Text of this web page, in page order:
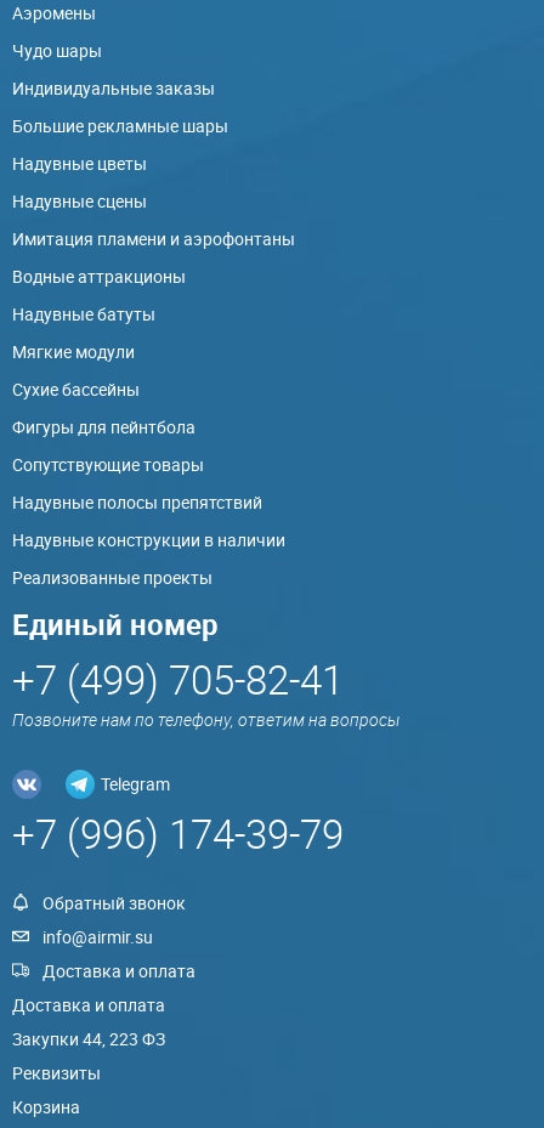
Аэромены
Чудо шары
Индивидуальные заказы
Большие рекламные шары
Надувные цветы
Надувные сцены
Имитация пламени и аэрофонтаны
Водные аттракционы
Надувные батуты
Мягкие модули
Сухие бассейны
Фигуры для пейнтбола
Сопутствующие товары
Надувные полосы препятствий
Надувные конструкции в наличии
Реализованные проекты
Единый номер
+7 (499) 705-82-41
Позвоните нам по телефону, ответим на вопросы
Telegram
+7 (996) 174-39-79
Обратный звонок
info@airmir.su
Доставка и оплата
Доставка и оплата
Закупки 44, 223 ФЗ
Реквизиты
Корзина